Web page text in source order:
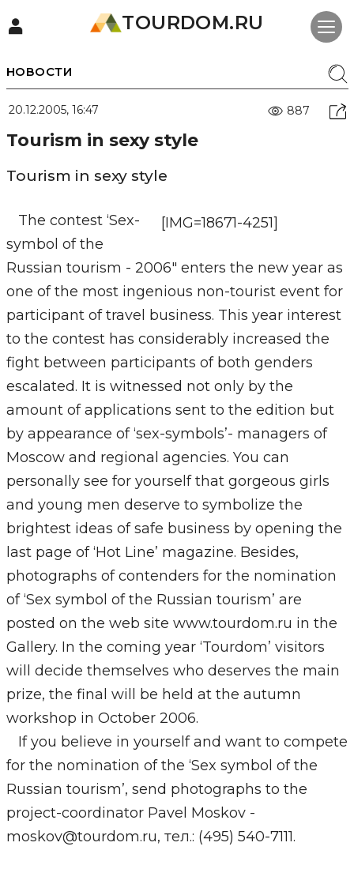
TOURDOM.RU
НОВОСТИ
20.12.2005, 16:47 887
Tourism in sexy style
Tourism in sexy style
[IMG=18671-4251]
The contest ‘Sex-
symbol of the
Russian tourism - 2006" enters the new year as
one of the most ingenious non-tourist event for
participant of travel business. This year interest
to the contest has considerably increased the
fight between participants of both genders
escalated. It is witnessed not only by the
amount of applications sent to the edition but
by appearance of ‘sex-symbols’- managers of
Moscow and regional agencies. You can
personally see for yourself that gorgeous girls
and young men deserve to symbolize the
brightest ideas of safe business by opening the
last page of ‘Hot Line’ magazine. Besides,
photographs of contenders for the nomination
of ‘Sex symbol of the Russian tourism’ are
posted on the web site www.tourdom.ru in the
Gallery. In the coming year ‘Tourdom’ visitors
will decide themselves who deserves the main
prize, the final will be held at the autumn
workshop in October 2006.
If you believe in yourself and want to compete
for the nomination of the ‘Sex symbol of the
Russian tourism’, send photographs to the
project-coordinator Pavel Moskov -
moskov@tourdom.ru, тел.: (495) 540-7111.